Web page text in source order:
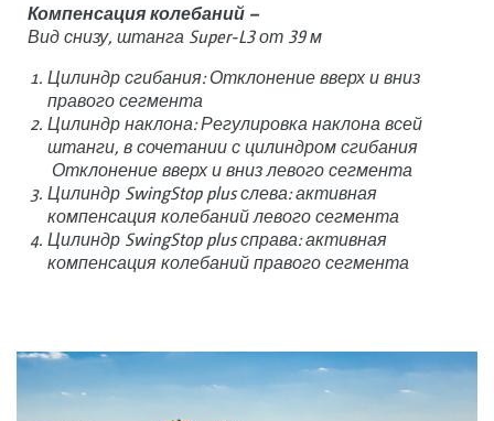
Компенсация колебаний –
Вид снизу, штанга Super-L3 от 39 м
Цилиндр сгибания: Отклонение вверх и вниз
правого сегмента
Цилиндр наклона: Регулировка наклона всей
штанги, в сочетании с цилиндром сгибания
Отклонение вверх и вниз левого сегмента
Цилиндр SwingStop plus слева: активная
компенсация колебаний левого сегмента
Цилиндр SwingStop plus справа: активная
компенсация колебаний правого сегмента